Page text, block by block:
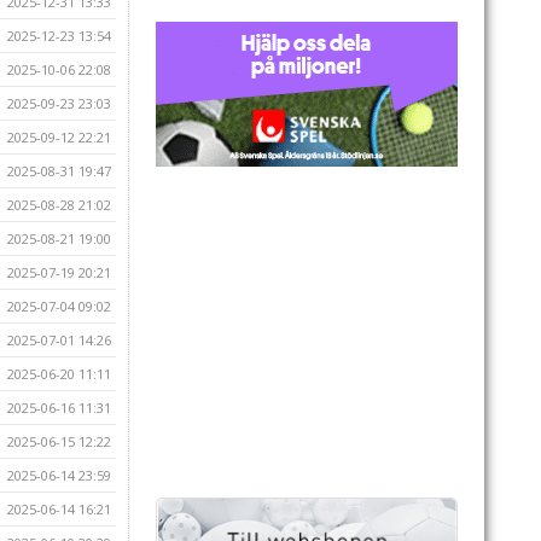
2025-12-23 13:54
2025-10-06 22:08
2025-09-23 23:03
2025-09-12 22:21
2025-08-31 19:47
2025-08-28 21:02
2025-08-21 19:00
2025-07-19 20:21
2025-07-04 09:02
2025-07-01 14:26
2025-06-20 11:11
2025-06-16 11:31
2025-06-15 12:22
2025-06-14 23:59
2025-06-14 16:21